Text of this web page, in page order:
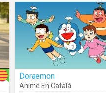
Doraemon
Anime En Català